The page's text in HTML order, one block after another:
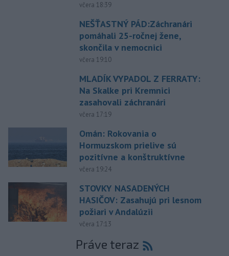
včera 18:39
NEŠŤASTNÝ PÁD:Záchranári
pomáhali 25-ročnej žene,
skončila v nemocnici
včera 19:10
MLADÍK VYPADOL Z FERRATY:
Na Skalke pri Kremnici
zasahovali záchranári
včera 17:19
Omán: Rokovania o
Hormuzskom prielive sú
pozitívne a konštruktívne
včera 19:24
STOVKY NASADENÝCH
HASIČOV: Zasahujú pri lesnom
požiari v Andalúzii
včera 17:13
Práve teraz